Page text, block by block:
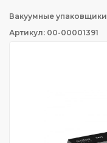
Вакуумные упаковщики
Артикул: 00-00001391